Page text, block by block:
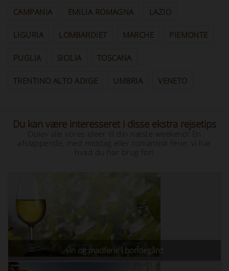
CAMPANIA EMILIA ROMAGNA LAZIO
LIGURIA LOMBARDIET MARCHE PIEMONTE
PUGLIA SICILIA TOSCANA
TRENTINO ALTO ADIGE UMBRIA VENETO
Du kan være interesseret i disse ekstra rejsetips
Oplev alle vores ideer til din næste weekend! En
afslappende, med middag eller romantisk ferie: vi har
hvad du har brug for!
vin og madferie i bondegård